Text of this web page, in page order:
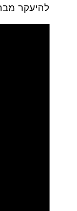
להיעקר